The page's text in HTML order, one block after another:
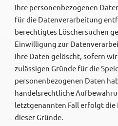
Ihre personenbezogenen
für die Datenverarbeitung
berechtigtes Löschersuchen
Einwilligung zur
Ihre Daten gelöscht, sofern
zulässigen Gründe für die
personenbezogenen Daten
handelsrechtliche
letztgenannten Fall erfolgt die
dieser Gründe.